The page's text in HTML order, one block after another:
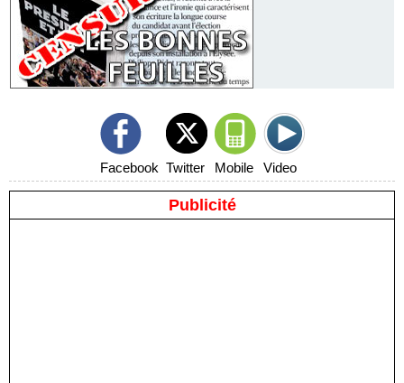
Facebook Twitter Mobile Video
Publicité